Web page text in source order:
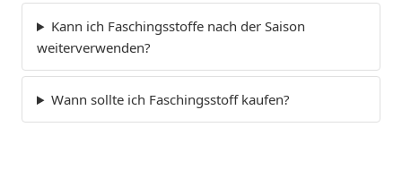
Kann ich Faschingsstoffe nach der Saison
weiterverwenden?
Wann sollte ich Faschingsstoff kaufen?